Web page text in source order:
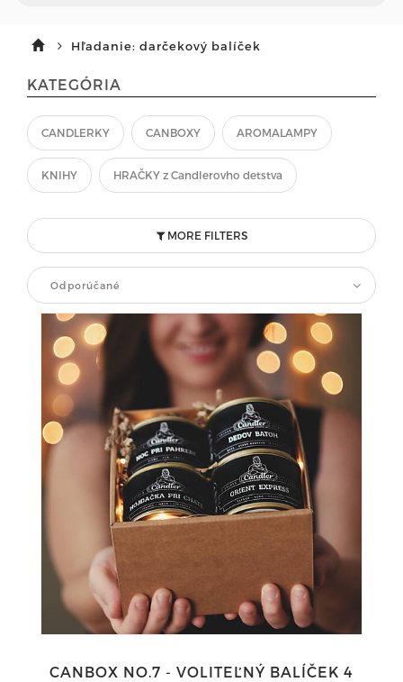
Hľadanie: darčekový balíček
KATEGÓRIA
CANDLERKY CANBOXY AROMALAMPY
KNIHY HRAČKY z Candlerovho detstva
MORE FILTERS
Odporúčané
CANBOX NO.7 - VOLITEĽNÝ BALÍČEK 4